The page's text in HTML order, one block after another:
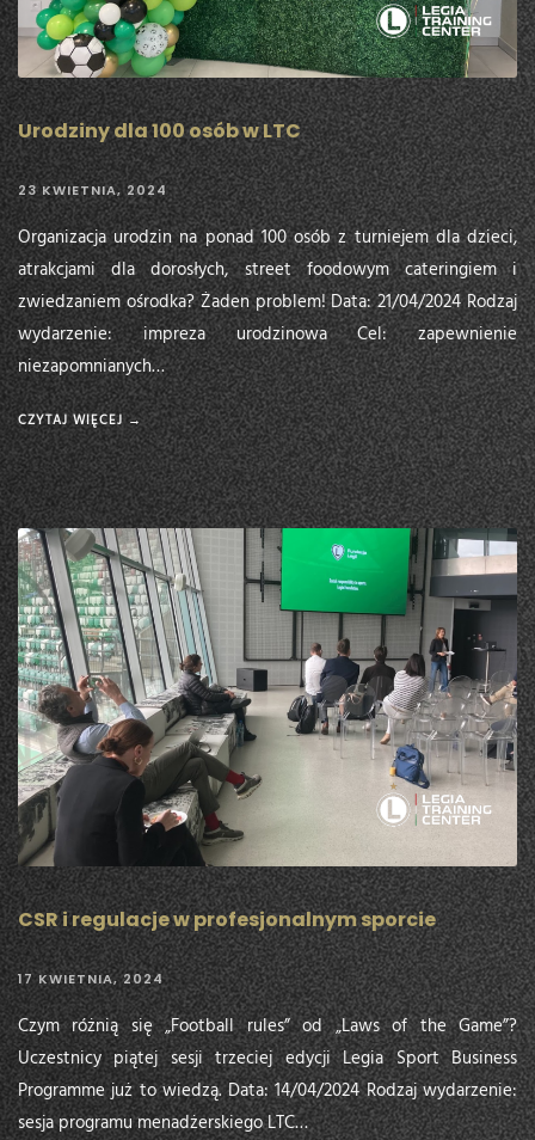
Urodziny dla 100 osób w LTC
23 KWIETNIA, 2024
Organizacja urodzin na ponad 100 osób z turniejem dla dzieci,
atrakcjami dla dorosłych, street foodowym cateringiem i
zwiedzaniem ośrodka? Żaden problem! Data: 21/04/2024 Rodzaj
wydarzenie: impreza urodzinowa Cel: zapewnienie
niezapomnianych…
CZYTAJ WIĘCEJ →
CSR i regulacje w profesjonalnym sporcie
17 KWIETNIA, 2024
Czym różnią się „Football rules” od „Laws of the Game”?
Uczestnicy piątej sesji trzeciej edycji Legia Sport Business
Programme już to wiedzą. Data: 14/04/2024 Rodzaj wydarzenie:
sesja programu menadżerskiego LTC…